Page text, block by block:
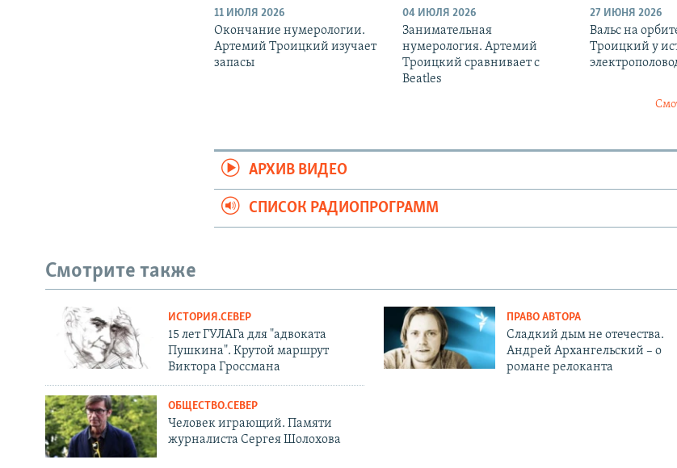
11 ИЮЛЯ 2026
Окончание нумерологии.
Артемий Троицкий изучает
запасы
04 ИЮЛЯ 2026
Занимательная
нумерология. Артемий
Троицкий сравнивает с
Beatles
27 ИЮНЯ 2026
Вальс на
Троицкий у
АРХИВ ВИДЕО
СПИСОК РАДИОПРОГРАММ
Смотрите также
ИСТОРИЯ.СЕВЕР
15 лет ГУЛАГа для "адвоката
Пушкина". Крутой маршрут
Виктора Гроссмана
ПРАВО АВТОРА
Сладкий дым не отечества.
Андрей Архангельский – о
романе релоканта
ОБЩЕСТВО.СЕВЕР
Человек играющий. Памяти
журналиста Сергея Шолохова